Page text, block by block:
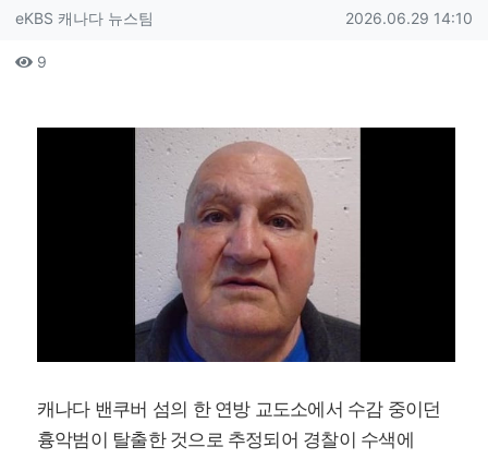
작성자 정보
eKBS 캐나다 뉴스팀 작성일
2026.06.29 14:10
컨텐츠 정보
9
캐나다 밴쿠버 섬의 한 연방 교도소에서 수감 중이던
흉악범이 탈출한 것으로 추정되어 경찰이 수색에